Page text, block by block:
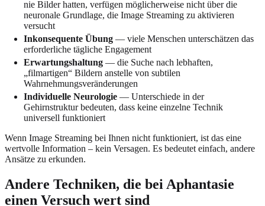
nie Bilder hatten, verfügen möglicherweise nicht über die
neuronale Grundlage, die Image Streaming zu aktivieren
versucht
Inkonsequente Übung — viele Menschen unterschätzen das
erforderliche tägliche Engagement
Erwartungshaltung — die Suche nach lebhaften,
„filmartigen“ Bildern anstelle von subtilen
Wahrnehmungsveränderungen
Individuelle Neurologie — Unterschiede in der
Gehirnstruktur bedeuten, dass keine einzelne Technik
universell funktioniert
Wenn Image Streaming bei Ihnen nicht funktioniert, ist das eine
wertvolle Information – kein Versagen. Es bedeutet einfach, andere
Ansätze zu erkunden.
Andere Techniken, die bei Aphantasie
einen Versuch wert sind